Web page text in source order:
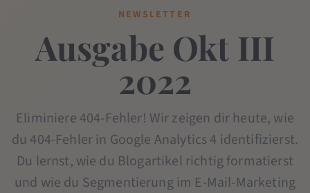
NEWSLETTER
Ausgabe Okt III
2022
Eliminiere 404-Fehler! Wir zeigen dir heute, wie
du 404-Fehler in Google Analytics 4 identifizierst.
Du lernst, wie du Blogartikel richtig formatierst
und wie du Segmentierung im E-Mail-Marketing